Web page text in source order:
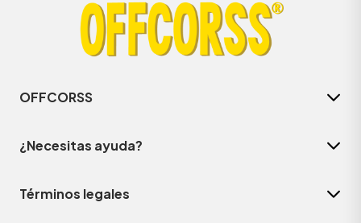
OFFCORSS
¿Necesitas ayuda?
Términos legales